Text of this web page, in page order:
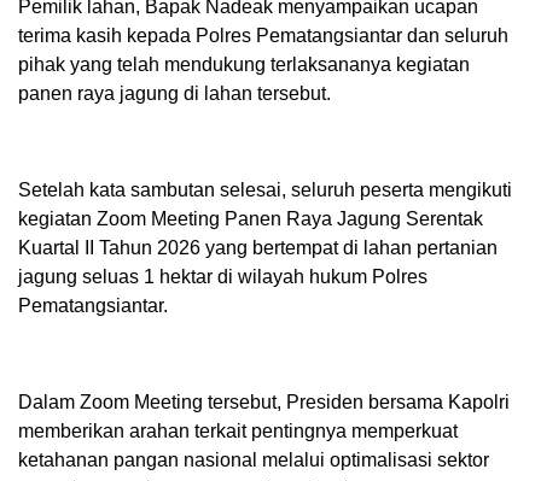
Pemilik lahan, Bapak Nadeak menyampaikan ucapan
terima kasih kepada Polres Pematangsiantar dan seluruh
pihak yang telah mendukung terlaksananya kegiatan
panen raya jagung di lahan tersebut.
Setelah kata sambutan selesai, seluruh peserta mengikuti
kegiatan Zoom Meeting Panen Raya Jagung Serentak
Kuartal II Tahun 2026 yang bertempat di lahan pertanian
jagung seluas 1 hektar di wilayah hukum Polres
Pematangsiantar.
Dalam Zoom Meeting tersebut, Presiden bersama Kapolri
memberikan arahan terkait pentingnya memperkuat
ketahanan pangan nasional melalui optimalisasi sektor